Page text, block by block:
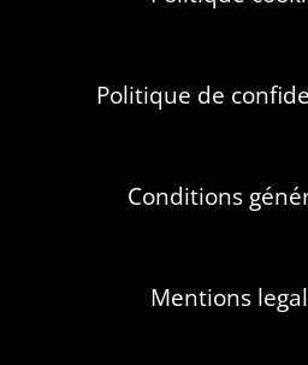
Politique de
Conditions
Mentions